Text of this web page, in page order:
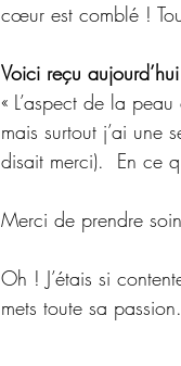
cœur est comblé !
Voici reçu
« L’aspect de la
mais surtout j’ai une
disait merci).  En ce
Merci de prendre
Oh ! J’étais si
mets toute sa